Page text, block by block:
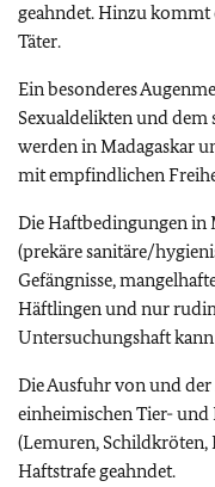
geahndet. Hinzu kommt
Täter.
Ein besonderes
Sexualdelikten und dem
werden in Madagaskar
mit empfindlichen
Die Haftbedingungen in
(prekäre sanitäre/
Gefängnisse,
Häftlingen und nur
Untersuchungshaft
Die Ausfuhr von und
einheimischen Tier- und
(Lemuren, Schildkröten,
Haftstrafe geahndet.